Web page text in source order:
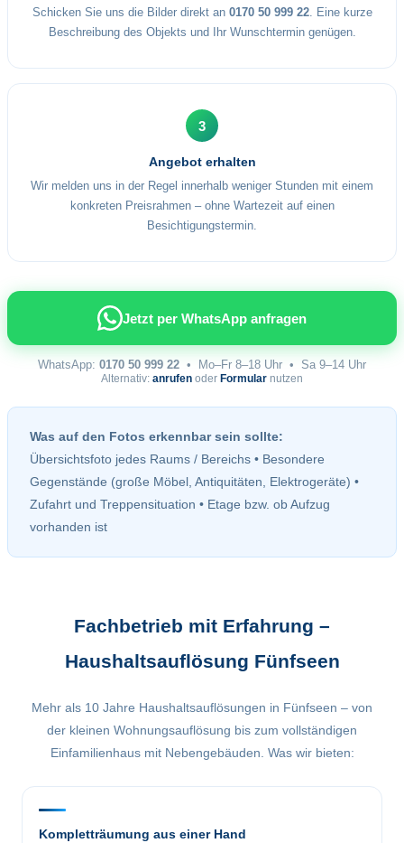
Schicken Sie uns die Bilder direkt an 0170 50 999 22. Eine kurze
Beschreibung des Objekts und Ihr Wunschtermin genügen.
3
Angebot erhalten
Wir melden uns in der Regel innerhalb weniger Stunden mit einem
konkreten Preisrahmen – ohne Wartezeit auf einen
Besichtigungstermin.
Jetzt per WhatsApp anfragen
WhatsApp: 0170 50 999 22 • Mo–Fr 8–18 Uhr • Sa 9–14 Uhr
Alternativ: anrufen oder Formular nutzen
Was auf den Fotos erkennbar sein sollte:
Übersichtsfoto jedes Raums / Bereichs • Besondere
Gegenstände (große Möbel, Antiquitäten, Elektrogeräte) •
Zufahrt und Treppensituation • Etage bzw. ob Aufzug
vorhanden ist
Fachbetrieb mit Erfahrung –
Haushaltsauflösung Fünfseen
Mehr als 10 Jahre Haushaltsauflösungen in Fünfseen – von
der kleinen Wohnungsauflösung bis zum vollständigen
Einfamilienhaus mit Nebengebäuden. Was wir bieten:
Kompletträumung aus einer Hand